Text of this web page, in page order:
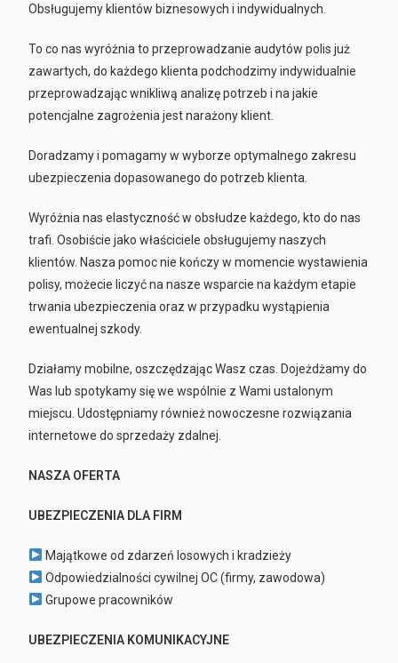
Obsługujemy klientów biznesowych i indywidualnych.
To co nas wyróżnia to przeprowadzanie audytów polis już
zawartych, do każdego klienta podchodzimy indywidualnie
przeprowadzając wnikliwą analizę potrzeb i na jakie
potencjalne zagrożenia jest narażony klient.
Doradzamy i pomagamy w wyborze optymalnego zakresu
ubezpieczenia dopasowanego do potrzeb klienta.
Wyróżnia nas elastyczność w obsłudze każdego, kto do nas
trafi. Osobiście jako właściciele obsługujemy naszych
klientów. Nasza pomoc nie kończy w momencie wystawienia
polisy, możecie liczyć na nasze wsparcie na każdym etapie
trwania ubezpieczenia oraz w przypadku wystąpienia
ewentualnej szkody.
Działamy mobilne, oszczędzając Wasz czas. Dojeżdżamy do
Was lub spotykamy się we wspólnie z Wami ustalonym
miejscu. Udostępniamy również nowoczesne rozwiązania
internetowe do sprzedaży zdalnej.
NASZA OFERTA
UBEZPIECZENIA DLA FIRM
Majątkowe od zdarzeń losowych i kradzieży
Odpowiedzialności cywilnej OC (firmy, zawodowa)
Grupowe pracowników
UBEZPIECZENIA KOMUNIKACYJNE